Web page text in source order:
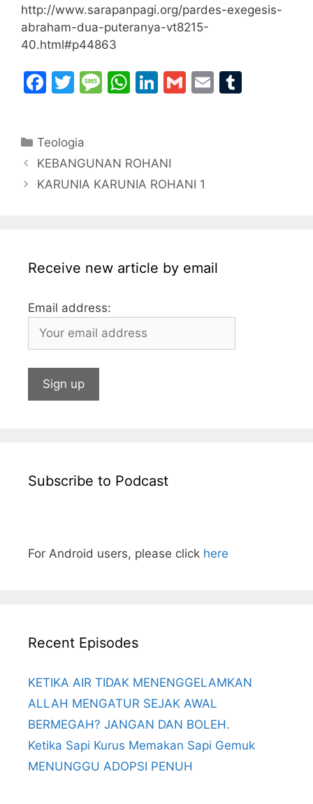
http://www.sarapanpagi.org/pardes-exegesis-
abraham-dua-puteranya-vt8215-
40.html#p44863
F
e
b
o
T
er
M
a
g
W
A
p
Li
dI
n
G
E
Categories
Teologia
KEBANGUNAN ROHANI
KARUNIA KARUNIA ROHANI 1
Receive new article by email
Email address:
Subscribe to Podcast
For Android users, please click here
Recent Episodes
KETIKA AIR TIDAK MENENGGELAMKAN
ALLAH MENGATUR SEJAK AWAL
BERMEGAH? JANGAN DAN BOLEH.
Ketika Sapi Kurus Memakan Sapi Gemuk
MENUNGGU ADOPSI PENUH